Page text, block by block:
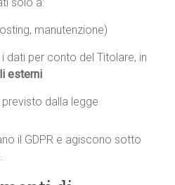
manutenzione)
dati per conto del Titolare, in
esterni
dalla legge
il GDPR e agiscono sotto